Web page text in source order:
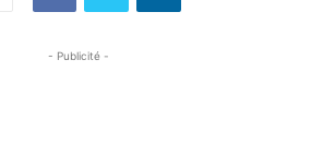
- Publicité -